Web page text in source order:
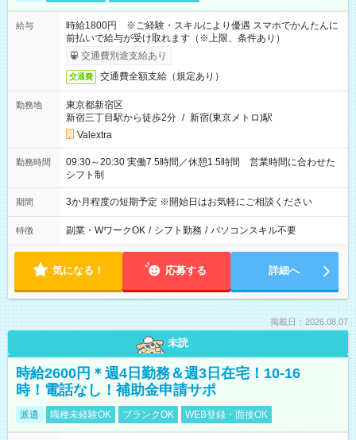
給与
時給1800円 ※ご経験・スキルにより優遇 スマホでかんたんに
前払いで給与が受け取れます（※上限、条件あり）
交通費別途支給あり
交通費 交通費全額支給（規定あり）
勤務地
東京都新宿区
新宿三丁目駅から徒歩2分 / 新宿(東京メトロ)駅
Valextra
勤務時間
09:30～20:30 実働7.5時間／休憩1.5時間 営業時間に合わせた
シフト制
期間 3か月程度の短期予定 ※開始日はお気軽にご相談ください
特徴 副業・WワークOK / シフト勤務 / パソコンスキル不要
気になる！ 応募する 詳細へ
掲載日：2026.08.07
未読
時給2600円＊週4日勤務＆週3日在宅！10-16
時！電話なし！補助金申請サポ
派遣 職種未経験OK ブランクOK WEB登録・面接OK